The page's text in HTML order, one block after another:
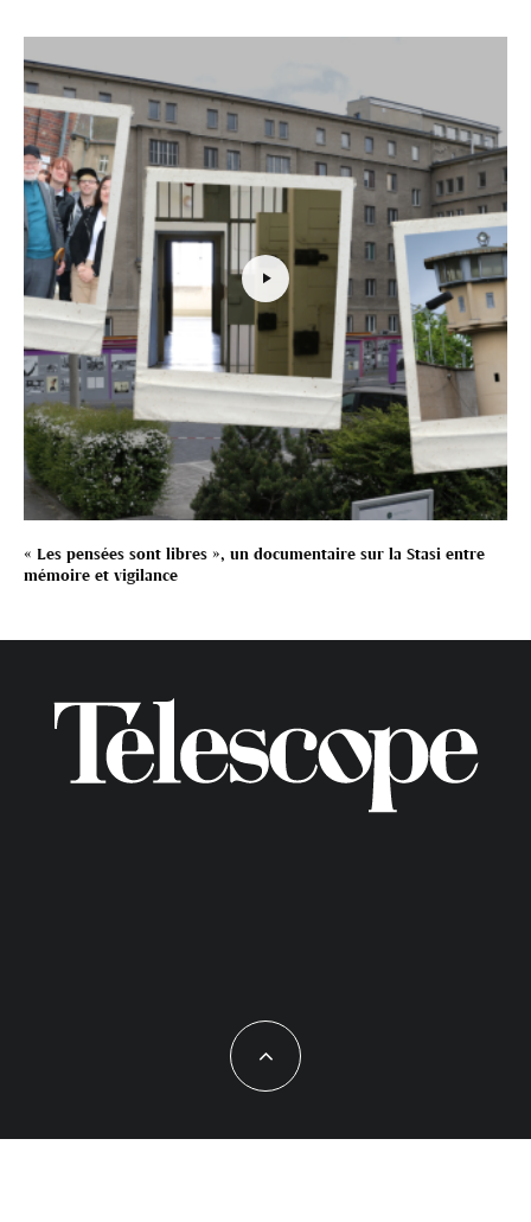
« Les pensées sont libres », un documentaire sur la Stasi entre
mémoire et vigilance